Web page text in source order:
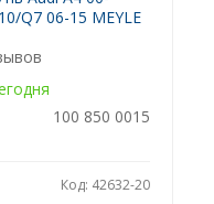
Q7 06-15 MEYLE
100 850 0015
Код: 42632-20